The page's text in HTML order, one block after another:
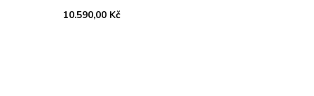
10.590,00 Kč